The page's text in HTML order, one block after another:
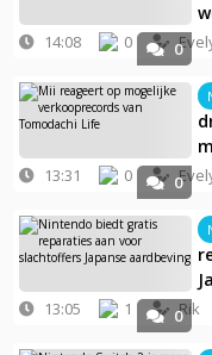
0
14:08 0
0
13:31 0
0
13:05 1 Rik